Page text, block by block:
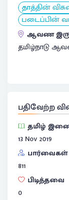
தாத்தின்
படைப்பின்
ஆவண
தமிழ்நாடு
பதிவேற்ற
தமிழ்
13 Nov 2019
பார்வைகள்
811
பிடித்தவை
0